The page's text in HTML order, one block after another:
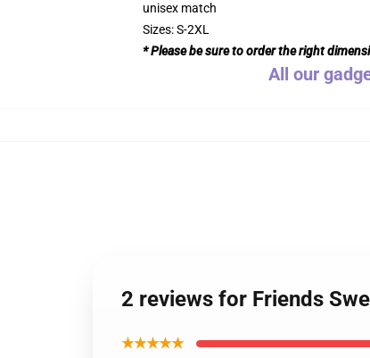
unisex match
Sizes: S-2XL
* Please be sure to order the right
All our
2 reviews for Friends
★★★★★